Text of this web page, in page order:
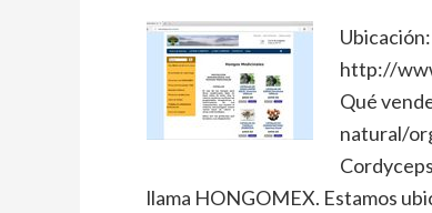
http://
Qué
natural/
llama HONGOMEX. Estamos